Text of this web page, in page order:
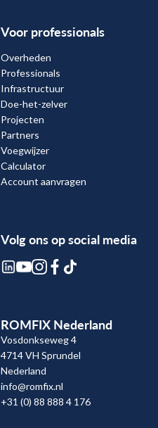
Voor professionals
Overheden
Professionals
Infrastructuur
Doe-het-zelver
Projecten
Partners
Voegwijzer
Calculator
Account aanvragen
Volg ons op social media
ROMFIX Nederland
Vosdonkseweg 4
4714 VH Sprundel
Nederland
info@romfix.nl
+31 (0) 88 888 4 176